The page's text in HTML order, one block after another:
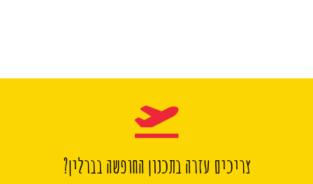
צריכים עזרה בתכנון החופשה בברלין?